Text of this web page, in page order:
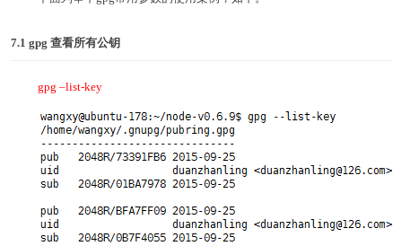
7.1 gpg 查看所有公钥
gpg –list-key